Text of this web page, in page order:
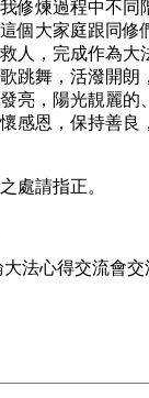
修煉過程中不同
個大家庭跟同修
人，完成作為大
跳舞，活潑開朗
亮，陽光靚麗的
感恩，保持善良
處請指正。
法心得交流會交